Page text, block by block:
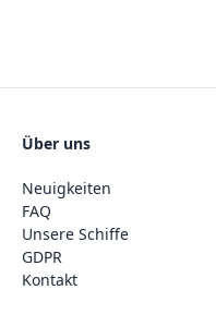
Über uns
Neuigkeiten
FAQ
Unsere Schiffe
GDPR
Kontakt